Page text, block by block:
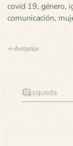
covid 19, género,
comunicación,
Anterior